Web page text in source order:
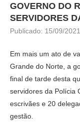
GOVERNO DO
SERVIDORES
Publicado: 15/09/2021
Em mais um ato de
Grande do Norte, a
final de tarde desta
servidores da Polícia
escrivães e 20
gestão.